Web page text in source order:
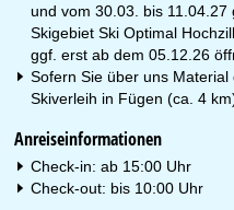
und vom 30.03. bis
Skigebiet Ski Optimal
ggf. erst ab dem 05.12.26
Sofern Sie über uns
Skiverleih in Fügen (ca. 4
Anreiseinformationen
Check-in: ab 15:00 Uhr
Check-out: bis 10:00 Uhr